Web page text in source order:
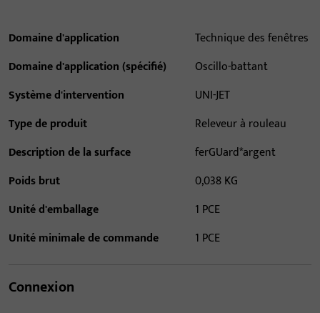
Domaine d'application
Technique des fenêtres
Domaine d'application (spécifié)
Oscillo-battant
Système d'intervention
UNI-JET
Type de produit
Releveur à rouleau
Description de la surface
ferGUard*argent
Poids brut
0,038 KG
Unité d'emballage
1 PCE
Unité minimale de commande
1 PCE
Connexion